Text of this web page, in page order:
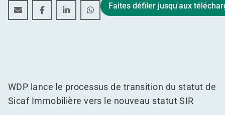
Proposition de modification du statut en société
Proposition de modification du statut en
Proposition de modification du statut en
Proposition de modification du
Faites défiler jusqu'aux
WDP lance le processus de transition du statut de
Sicaf Immobilière vers le nouveau statut SIR